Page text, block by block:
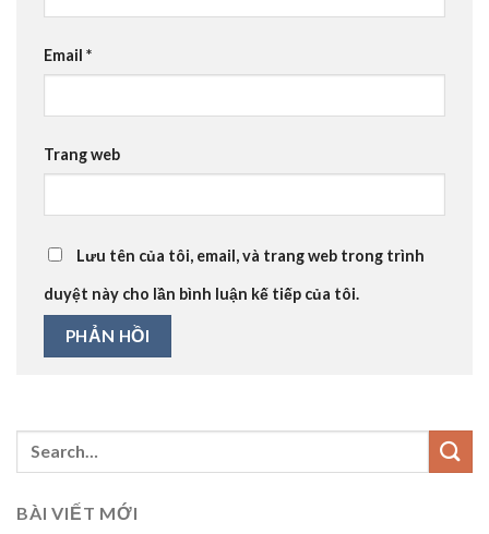
Email *
Trang web
Lưu tên của tôi, email, và trang web trong trình
duyệt này cho lần bình luận kế tiếp của tôi.
BÀI VIẾT MỚI